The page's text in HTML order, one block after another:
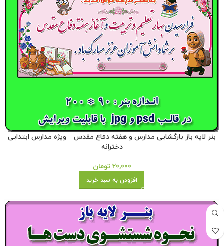
بنر لایه باز بازگشایی مدارس و هفته دفاع مقدس – ویژه مدارس ابتدایی
دخترانه
20,000 تومان
افزودن به سبد خرید